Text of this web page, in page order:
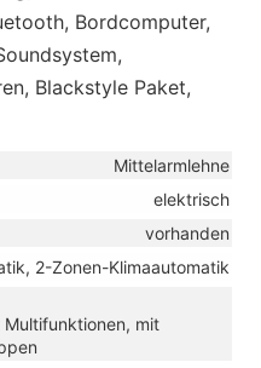
Bordcomputer,
Blackstyle Paket,
Mittelarmlehne
elektrisch
vorhanden
2-Zonen-Klimaautomatik
Multifunktionen, mit